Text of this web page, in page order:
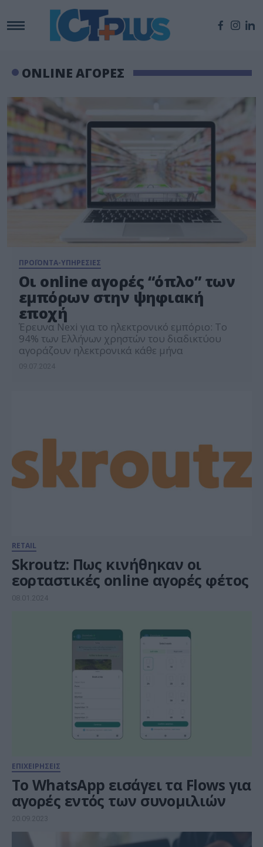
ONLINE ΑΓΟΡΕΣ
ΠΡΟΪΟΝΤΑ-ΥΠΗΡΕΣΙΕΣ
Οι online αγορές “όπλο” των
εμπόρων στην ψηφιακή
εποχή
Έρευνα Nexi για το ηλεκτρονικό εμπόριο: Το
94% των Ελλήνων χρηστών του διαδικτύου
αγοράζουν ηλεκτρονικά κάθε μήνα
RETAIL
Skroutz: Πως κινήθηκαν οι
εορταστικές online αγορές φέτος
08.01.2024
ΕΠΙΧΕΙΡΗΣΕΙΣ
Το WhatsApp εισάγει τα Flows για
αγορές εντός των συνομιλιών
20.09.2023